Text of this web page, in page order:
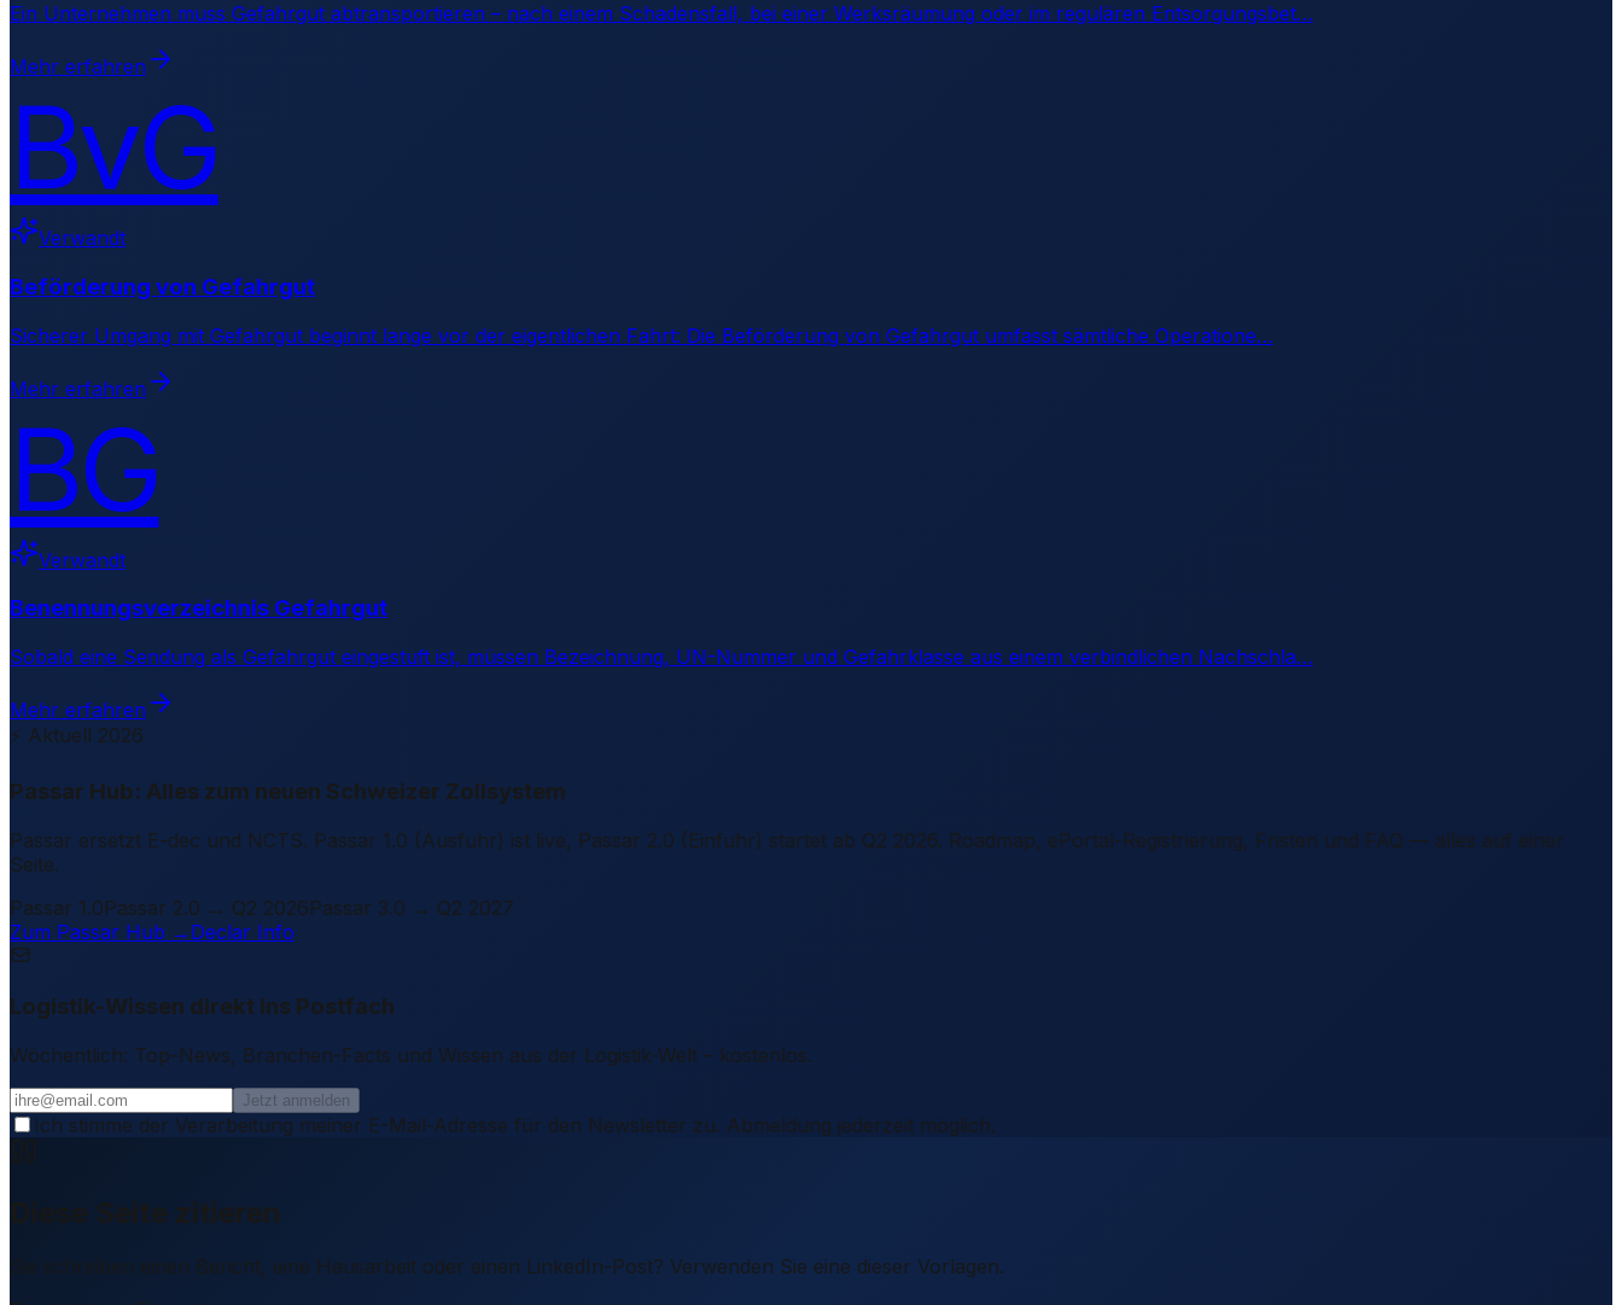
Ein Unternehmen muss Gefahrgut abtransportieren – nach einem Schadensfall, bei einer Werksräumung oder im regulären Entsorgungsbet…
Mehr erfahren
BvG
Verwandt
Beförderung von Gefahrgut
Sicherer Umgang mit Gefahrgut beginnt lange vor der eigentlichen Fahrt: Die Beförderung von Gefahrgut umfasst sämtliche Operatione…
Mehr erfahren
BG
Verwandt
Benennungsverzeichnis Gefahrgut
Sobald eine Sendung als Gefahrgut eingestuft ist, müssen Bezeichnung, UN-Nummer und Gefahrklasse aus einem verbindlichen Nachschla…
Mehr erfahren
⚡ Aktuell 2026
Passar Hub: Alles zum neuen Schweizer Zollsystem
Passar ersetzt E-dec und NCTS. Passar 1.0 (Ausfuhr) ist live, Passar 2.0 (Einfuhr) startet ab Q2 2026. Roadmap, ePortal-Registrierung, Fristen und FAQ — alles auf einer
Seite.
Passar 1.0Passar 2.0 → Q2 2026Passar 3.0 → Q2 2027
Zum Passar Hub → Declar Info
Logistik-Wissen direkt ins Postfach
Wöchentlich: Top-News, Branchen-Facts und Wissen aus der Logistik-Welt – kostenlos.
Jetzt anmelden
Ich stimme der Verarbeitung meiner E-Mail-Adresse für den Newsletter zu. Abmeldung jederzeit möglich.
Diese Seite zitieren
Sie schreiben einen Bericht, eine Hausarbeit oder einen LinkedIn-Post? Verwenden Sie eine dieser Vorlagen.